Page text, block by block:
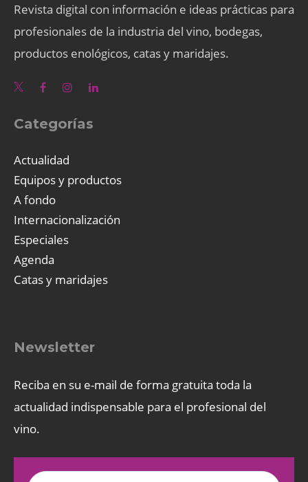
Revista digital con información e ideas prácticas para
profesionales de la industria del vino, bodegas,
productos enológicos, catas y maridajes.
Categorías
Actualidad
Equipos y productos
A fondo
Internacionalización
Especiales
Agenda
Catas y maridajes
Newsletter
Reciba en su e-mail de forma gratuita toda la
actualidad indispensable para el profesional del
vino.